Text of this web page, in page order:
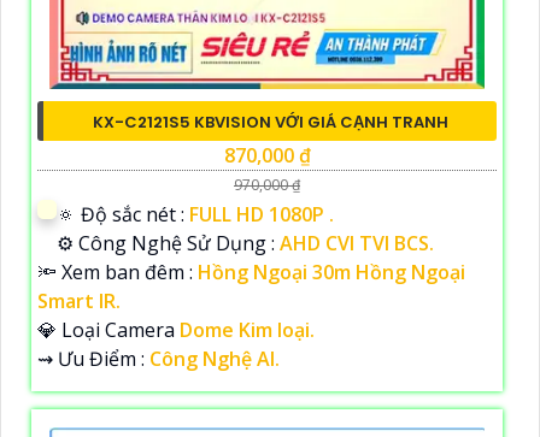
KX-C2121S5 KBVISION VỚI GIÁ CẠNH TRANH
870,000 ₫
970,000 ₫
🔅 Độ sắc nét : FULL HD 1080P .
⚙ Công Nghệ Sử Dụng : AHD CVI TVI BCS.
🔦 Xem ban đêm : Hồng Ngoại 30m Hồng Ngoại
Smart IR.
💎 Loại Camera Dome Kim loại.
️⇝ Ưu Điểm : Công Nghệ AI.